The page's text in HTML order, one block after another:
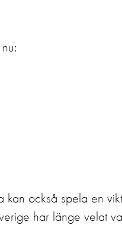
nu:
kan också spela en
har länge velat